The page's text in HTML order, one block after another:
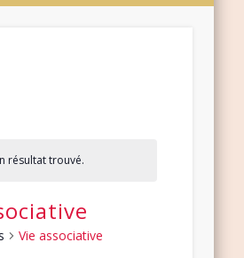
résultat trouvé.
Vie associative